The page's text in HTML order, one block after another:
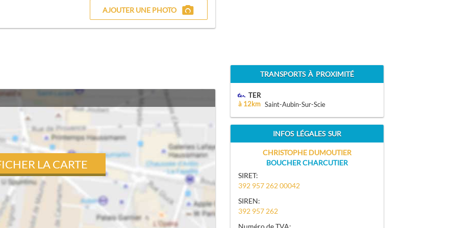
AJOUTER UNE PHOTO
LA CARTE
TRANSPORTS À PROXIMITÉ
TER
à 12km Saint-Aubin-Sur-Scie
INFOS LÉGALES SUR
CHRISTOPHE DUMOUTIER
BOUCHER CHARCUTIER
SIRET:
392 957 262 00042
SIREN:
392 957 262
Numéro de TVA: